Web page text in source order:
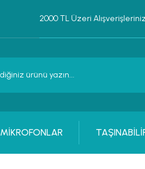
2000 TL Üzeri
MİKROFONLAR